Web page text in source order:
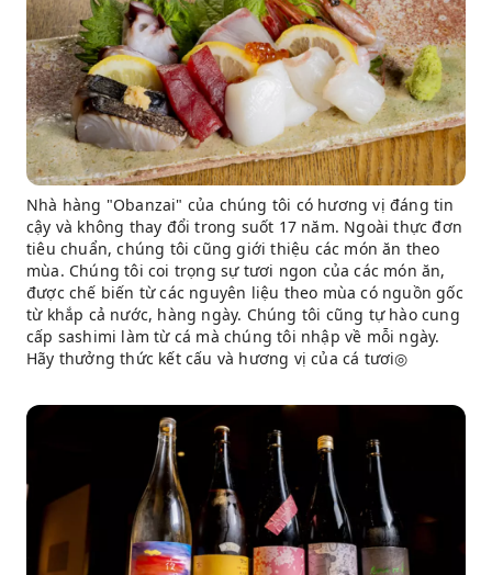
Nhà hàng "Obanzai" của chúng tôi có hương vị đáng tin
cậy và không thay đổi trong suốt 17 năm. Ngoài thực đơn
tiêu chuẩn, chúng tôi cũng giới thiệu các món ăn theo
mùa. Chúng tôi coi trọng sự tươi ngon của các món ăn,
được chế biến từ các nguyên liệu theo mùa có nguồn gốc
từ khắp cả nước, hàng ngày. Chúng tôi cũng tự hào cung
cấp sashimi làm từ cá mà chúng tôi nhập về mỗi ngày.
Hãy thưởng thức kết cấu và hương vị của cá tươi◎